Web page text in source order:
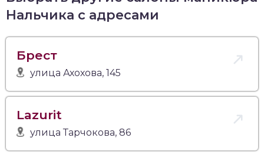
Нальчика с адресами
Брест
улица Ахохова, 145
Lazurit
улица Тарчокова, 86